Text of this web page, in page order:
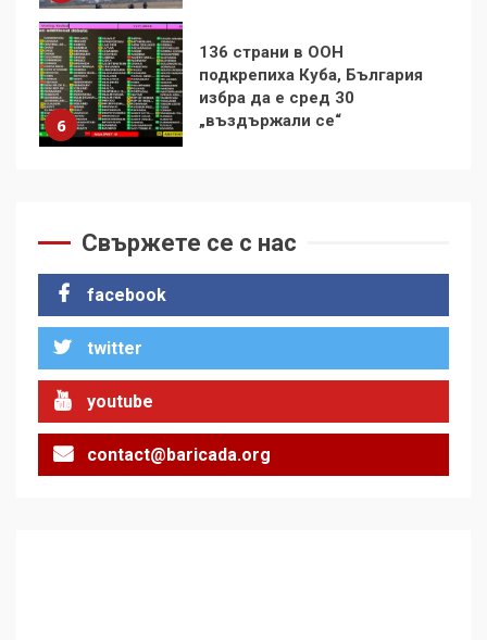
7
Удължаването на „Чат
контрола“ в ЕС е обида за
демокрацията
на Черни връх по неговите
2
Аз съм изследовател на
Свържете се с нас
facebook
twitter
youtube
contact@baricada.org